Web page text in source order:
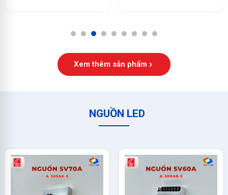
1 2 3 4 5 6 7 8 9
Xem thêm sản phẩm
NGUỒN LED